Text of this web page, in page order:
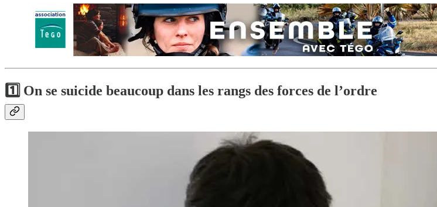
1️⃣ On se suicide beaucoup dans les rangs des forces de l’ordre